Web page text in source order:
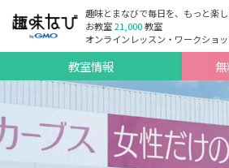
趣味とまなびで毎日を、もっと楽し
お教室21,000教室
オンラインレッスン・ワークショ
教室情報